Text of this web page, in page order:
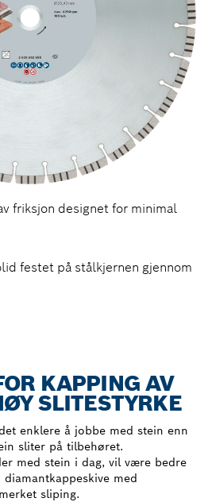
friksjon designet for minimal
festet på stålkjernen gjennom
KAPPING AV
SLITESTYRKE
enklere å jobbe med stein enn
sliter på tilbehøret.
med stein i dag, vil være bedre
med
sliping.